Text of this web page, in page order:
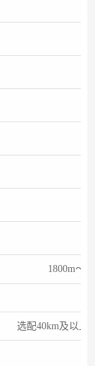
1800m～
选配40km及以上